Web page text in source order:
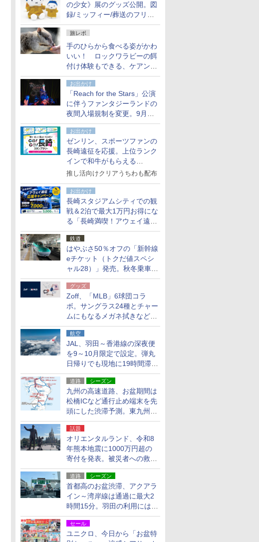
の少女》展のグッズ公開。図
録/ミッフィー/葬送のフリー
レンほか、注目ブランドコラ
ボが実現
旅レポ
手のひらから食べる姿がかわ
いい！ ロックワラビーの餌
付け体験もできる、ケアンズ
でアサートン高原の日本語ガ
イド付きツアーに参加してみ
た
お出かけ
「Reach for the Stars」公演
に伴うファンタジーランドの
夜間入場規制を変更。9月か
ら18時50分～20時ごろに
お出かけ
ゼンリン、スポーツファンの
長崎遠征を応援。上位ランク
インで和牛がもらえる
「GO！GO！長崎スタンプラ
推し活向けクリアうちわも配布
お出かけ
長崎スタジアムシティでの観
戦＆2泊で最大1万円お得にな
る「長崎満喫！アウェイ遠征
応援キャンペーン」
鉄道
はやぶさ50％オフの「新幹線
eチケット（トクだ値スペシ
ャル28）」発売。秋冬乗車
分、えきねっと限定
グッズ
Zoff、「MLB」6球団コラ
ボ。サングラス24種とチャー
ムにもなるメガネ拭きなど雑
貨24種
航空
JAL、羽田～香港線の深夜便
を9～10月限定で設定。弾丸
日帰りでも現地に19時間滞在
できる
道路 シーズン
九州の高速道路、お盆期間は
松橋ICなど通行止め端末を先
頭にした渋滞予測。東九州道
への迂回は料金調整を実施
話題
オリエンタルランド、令和8
年熊本地震に1000万円超の
寄付を発表。被災者への救援
活動・復旧支援
道路 シーズン
首都高のお盆渋滞、アクアラ
イン～湾岸線は通過に最大2
時間15分。羽田の利用には
「空港西出口」の利用検討を
セール
ユニクロ、今日から「お盆特